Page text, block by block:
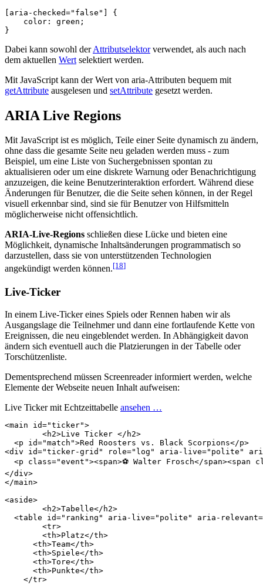
[ aria-checked="false" ]
{
color : green ;
}
Dabei kann sowohl derAttributselektorverwendet, als auch nach
dem aktuellen Wert selektiert werden.
Mit JavaScript kann der Wert von aria-Attributen bequem mit
getAttribute ausgelesen und setAttribute gesetzt werden.
ARIA Live Regions
Mit JavaScript ist es möglich, Teile einer Seite dynamisch zu ändern,
ohne dass die gesamte Seite neu geladen werden muss - zum
Beispiel, um eine Liste von Suchergebnissen spontan zu
aktualisieren oder um eine diskrete Warnung oder Benachrichtigung
anzuzeigen, die keine Benutzerinteraktion erfordert. Während diese
Änderungen für Benutzer, die die Seite sehen können, in der Regel
visuell erkennbar sind, sind sie für Benutzer von Hilfsmitteln
möglicherweise nicht offensichtlich.
ARIA-Live-Regions schließen diese Lücke und bieten eine
Möglichkeit, dynamische Inhaltsänderungen programmatisch so
darzustellen, dass sie von unterstützenden Technologien
angekündigt werden können.[18]
Live-Ticker
In einem Live-Ticker eines Spiels oder Rennen haben wir als
Ausgangslage die Teilnehmer und dann eine fortlaufende Kette von
Ereignissen, die neu eingeblendet werden. In Abhängigkeit davon
ändern sich eventuell auch die Platzierungen in der Tabelle oder
Torschützenliste.
Dementsprechend müssen Screenreader informiert werden, welche
Elemente der Webseite neuen Inhalt aufweisen:
Live Ticker mit Echtzeittabelle ansehen …
<main id="ticker">
<h2>Live Ticker </ h2>
<p id="match">Red Roosters vs. Black Scorpions</p>
<div id="ticker-grid" role="log" aria-live="polite"
<p class="event"><span>⚽ Walter Frosch</span><span
</div>
</main>
<aside>
<h2>Tabelle</ h2>
<table id="ranking" aria-live="polite" aria-relevant=
<tr>
<th>Platz</th>
<th>Team</th>
<th>Spiele</th>
<th>Tore</th>
<th>Punkte</th>
</tr>